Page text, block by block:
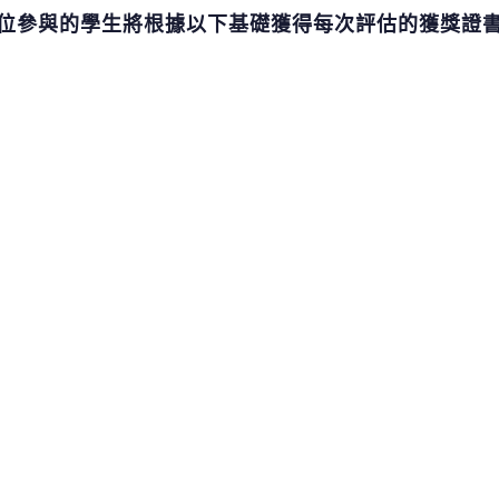
參與的學生將根據以下基礎獲得每次評估的獲獎證